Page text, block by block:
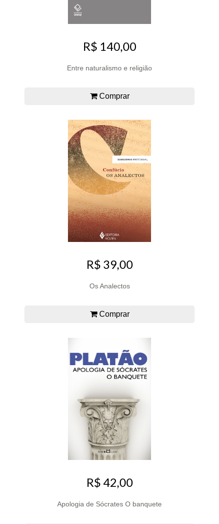
R$ 140,00
Entre naturalismo e religião
Comprar
R$ 39,00
Os Analectos
Comprar
R$ 42,00
Apologia de Sócrates O banquete